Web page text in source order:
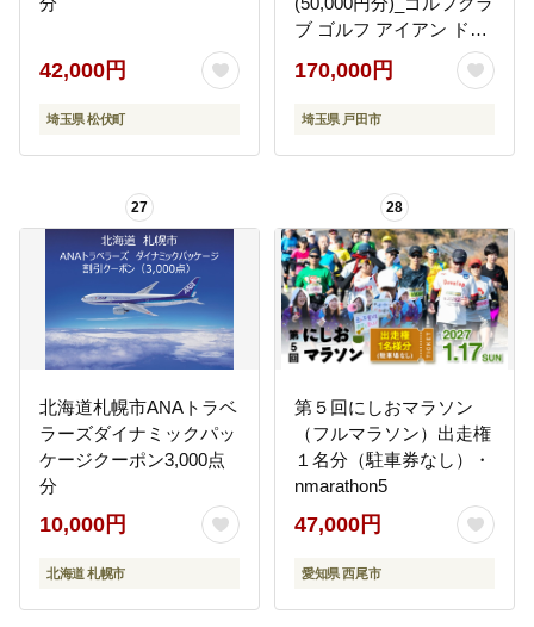
42,000円
埼玉県 松伏町
ブ ゴルフ アイアン ドラ
イバー ウェッジ ピンゴ
ルフ PING G430 購入補
助券 人気 送料無料 ギフ
【1535108】
170,000円
埼玉県 戸田市
27
北海道札幌市ANAトラベ
ラーズダイナミックパッ
ケージクーポン3,000点
分
10,000円
北海道 札幌市
28
第５回にしおマラソン
（フルマラソン）出走権
１名分（駐車券なし）・
nmarathon5
47,000円
愛知県 西尾市